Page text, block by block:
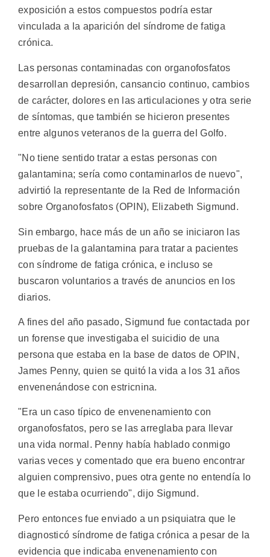
exposición a estos compuestos podría estar
vinculada a la aparición del síndrome de fatiga
crónica.
Las personas contaminadas con organofosfatos
desarrollan depresión, cansancio continuo, cambios
de carácter, dolores en las articulaciones y otra serie
de síntomas, que también se hicieron presentes
entre algunos veteranos de la guerra del Golfo.
"No tiene sentido tratar a estas personas con
galantamina; sería como contaminarlos de nuevo",
advirtió la representante de la Red de Información
sobre Organofosfatos (OPIN), Elizabeth Sigmund.
Sin embargo, hace más de un año se iniciaron las
pruebas de la galantamina para tratar a pacientes
con síndrome de fatiga crónica, e incluso se
buscaron voluntarios a través de anuncios en los
diarios.
A fines del año pasado, Sigmund fue contactada por
un forense que investigaba el suicidio de una
persona que estaba en la base de datos de OPIN,
James Penny, quien se quitó la vida a los 31 años
envenenándose con estricnina.
"Era un caso típico de envenenamiento con
organofosfatos, pero se las arreglaba para llevar
una vida normal. Penny había hablado conmigo
varias veces y comentado que era bueno encontrar
alguien comprensivo, pues otra gente no entendía lo
que le estaba ocurriendo", dijo Sigmund.
Pero entonces fue enviado a un psiquiatra que le
diagnosticó síndrome de fatiga crónica a pesar de la
evidencia que indicaba envenenamiento con